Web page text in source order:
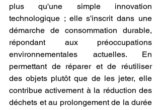
plus qu'une simple innovation
technologique ; elle s'inscrit dans une
démarche de consommation durable,
répondant aux préoccupations
environnementales actuelles. En
permettant de réparer et de réutiliser
des objets plutôt que de les jeter, elle
contribue activement à la réduction des
déchets et au prolongement de la durée